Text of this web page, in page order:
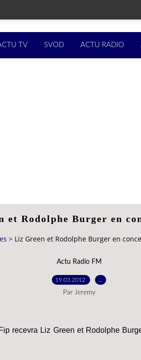
TV SVOD ACTU RADIO
et Rodolphe Burger en
> Liz Green et Rodolphe Burger en
Actu Radio FM
19.03.2012
Par Jeremy
recevra Liz Green et Rodolphe